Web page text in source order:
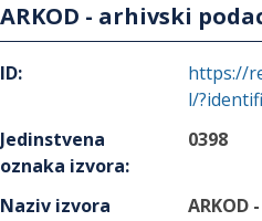
ARKOD - arhivski
ID:
https://
l/
Jedinstvena
oznaka izvora:
0398
Naziv izvora
ARKOD